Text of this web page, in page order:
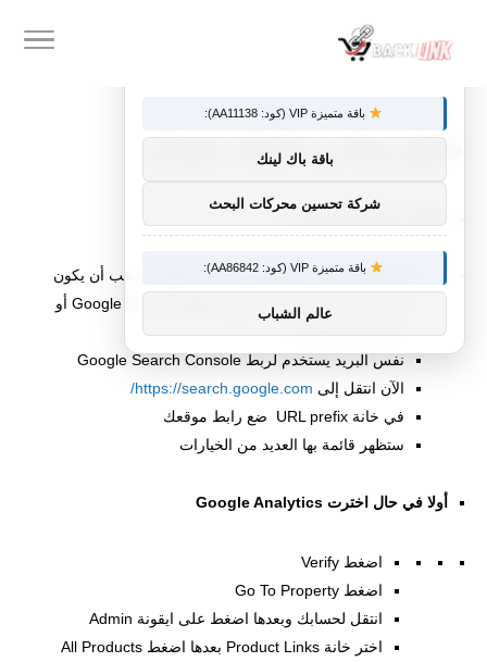
طرق ربط زد بادوات جوجل
خطوات الربط مع متجر زد:
قبل التوجه إلى Google Search Console يجب أن يكون
لديك حساب مفعل عن طريق Google Tag Manager أو
نفس البريد يستخدم لربط Google Search Console
الآن انتقل إلى https://search.google.com/
في خانة URL prefix ضع رابط موقعك
ستظهر قائمة بها العديد من الخيارات
أولا في حال اخترت Google Analytics
اضغط Verify
اضغط Go To Property
انتقل لحسابك وبعدها اضغط على ايقونة Admin
اختر خانة Product Links بعدها اضغط All Products
توصيات :
باقة متميزة VIP (كود: AA11138):
باقة باك لينك
شركة تحسين محركات البحث
باقة متميزة VIP (كود: AA86842):
عالم الشباب